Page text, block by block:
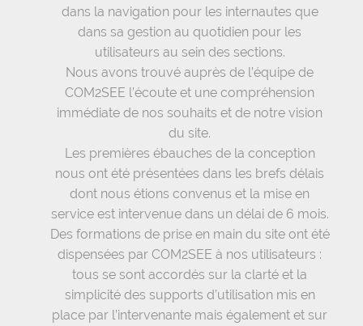
dans la navigation pour les internautes que
dans sa gestion au quotidien pour les
utilisateurs au sein des sections.
Nous avons trouvé auprès de l’équipe de
COM2SEE l’écoute et une compréhension
immédiate de nos souhaits et de notre vision
du site.
Les premières ébauches de la conception
nous ont été présentées dans les brefs délais
dont nous étions convenus et la mise en
service est intervenue dans un délai de 6 mois.
Des formations de prise en main du site ont été
dispensées par COM2SEE à nos utilisateurs :
tous se sont accordés sur la clarté et la
simplicité des supports d’utilisation mis en
place par l’intervenante mais également et sur